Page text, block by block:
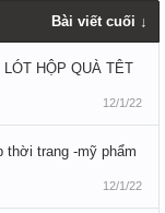
Bài viết cuối ↓
HỘP QUÀ TÊT
12/1/22
thời trang -mỹ phẩm
12/1/22